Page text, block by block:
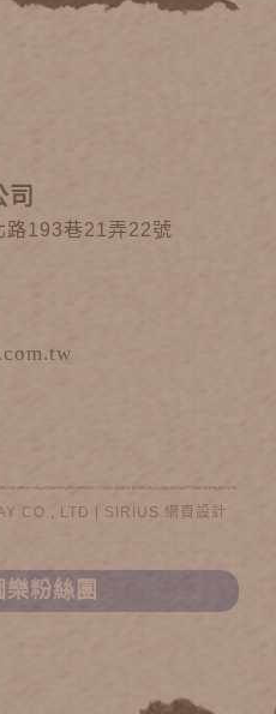
路193巷21弄22號
CO., LTD | SIRIUS 網頁設計
樂粉絲團